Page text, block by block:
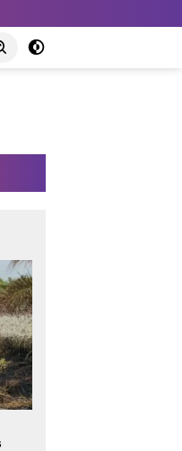
Indo-Rama Perkuat TKM